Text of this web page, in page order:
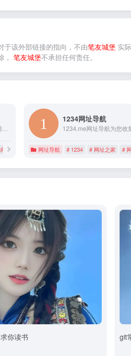
于该外部链接的指向，不由笔友城堡 实
笔友城堡不承担任何责任。
酷玩吧,SWTHIC资源,游戏辅助网,每日分享大量优质软件资源,游戏单机资源！
# 酷玩吧
1234网址导航
网址导航 # 1234 # 网址之家 #
你读书 git